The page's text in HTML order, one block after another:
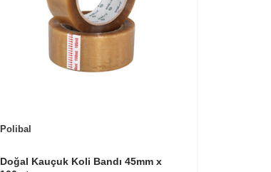
Polibal
Doğal Kauçuk Koli Bandı 45mm x